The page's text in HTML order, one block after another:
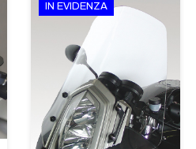
IN EVIDENZA